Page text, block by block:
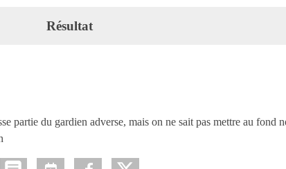
Résultat
partie du gardien adverse, mais on ne sait pas mettre au fond